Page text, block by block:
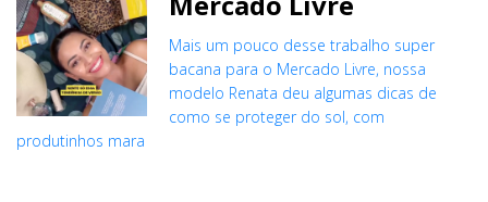
Mais um pouco desse trabalho super
bacana para o Mercado Livre, nossa
modelo Renata deu algumas dicas de
como se proteger do sol, com
produtinhos mara